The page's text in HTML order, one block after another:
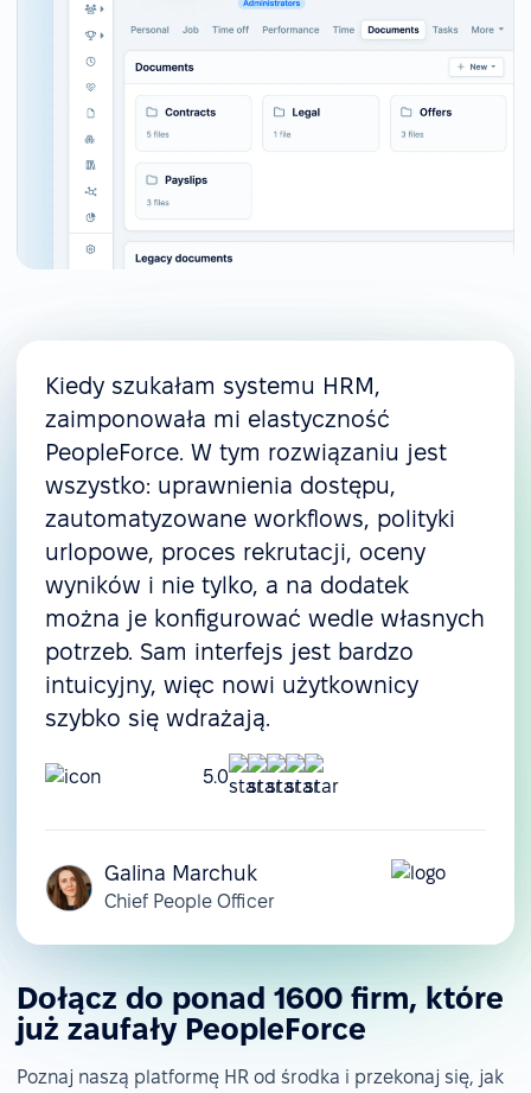
Kiedy szukałam systemu HRM,
zaimponowała mi elastyczność
PeopleForce. W tym rozwiązaniu jest
wszystko: uprawnienia dostępu,
zautomatyzowane workflows, polityki
urlopowe, proces rekrutacji, oceny
wyników i nie tylko, a na dodatek
można je konfigurować wedle własnych
potrzeb. Sam interfejs jest bardzo
intuicyjny, więc nowi użytkownicy
szybko się wdrażają.
5.0
Galina Marchuk
Chief People Officer
Dołącz do ponad 1600 firm, które
już zaufały PeopleForce
Poznaj naszą platformę HR od środka i przekonaj się, jak